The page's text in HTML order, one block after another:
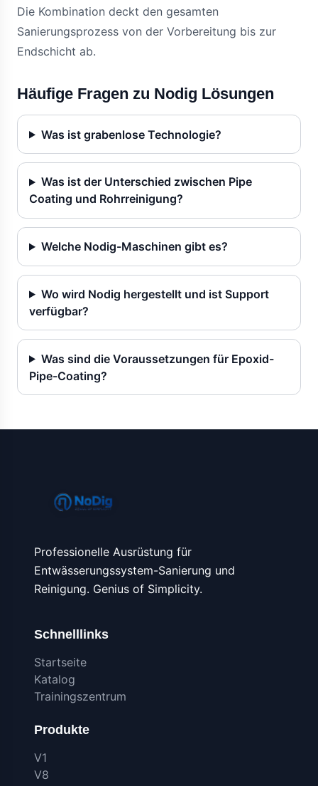
Die Kombination deckt den gesamten
Sanierungsprozess von der Vorbereitung bis zur
Endschicht ab.
Häufige Fragen zu Nodig Lösungen
Was ist grabenlose Technologie?
Was ist der Unterschied zwischen Pipe
Coating und Rohrreinigung?
Welche Nodig-Maschinen gibt es?
Wo wird Nodig hergestellt und ist Support
verfügbar?
Was sind die Voraussetzungen für Epoxid-
Pipe-Coating?
Professionelle Ausrüstung für
Entwässerungssystem-Sanierung und
Reinigung. Genius of Simplicity.
Schnelllinks
Startseite
Katalog
Trainingszentrum
Produkte
V1
V8